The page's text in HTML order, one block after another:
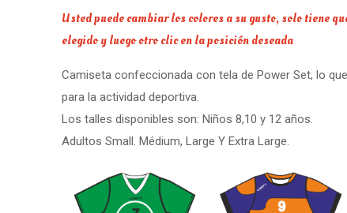
Usted puede cambiar los colores a su gusto, solo tiene
elegido y luego otro clic en la posición deseada
Camiseta confeccionada con tela de Power Set, lo
para la actividad deportiva.
Los talles disponibles son: Niños 8,10 y 12 años.
Adultos Small. Médium, Large Y Extra Large.